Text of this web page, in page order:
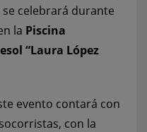
se celebrará durante
la Piscina
“Laura López
evento contará con
con la